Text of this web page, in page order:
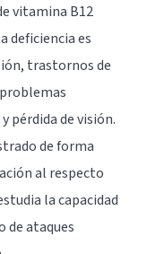
vitamina B12
deficiencia es
, trastornos de
pérdida de visión.
de forma
al respecto
la capacidad
de ataques